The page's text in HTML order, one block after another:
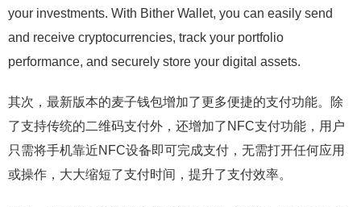
your investments. With Bither Wallet, you can easily send
and receive cryptocurrencies, track your portfolio
performance, and securely store your digital assets.
其次，最新版本的麦子钱包增加了更多便捷的支付功能。除
了支持传统的二维码支付外，还增加了NFC支付功能，用户
只需将手机靠近NFC设备即可完成支付，无需打开任何应用
或操作，大大缩短了支付时间，提升了支付效率。